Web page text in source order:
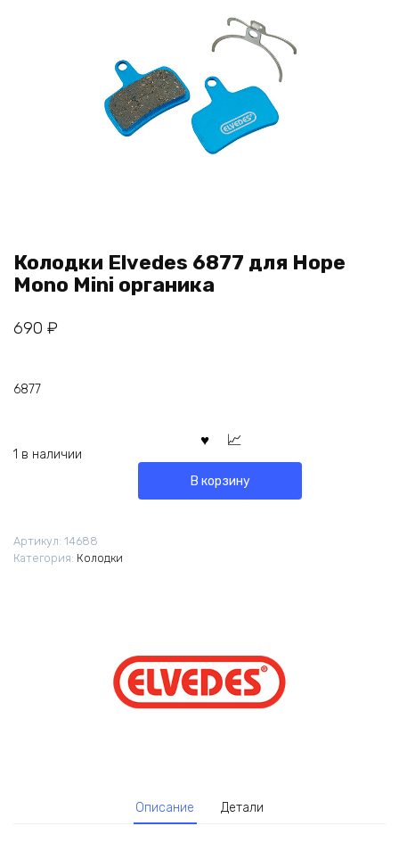
Колодки Elvedes 6877 для Hope
Mono Mini органика
690 ₽
6877
1 в наличии
В корзину
Артикул: 14688
Категория: Колодки
Описание Детали